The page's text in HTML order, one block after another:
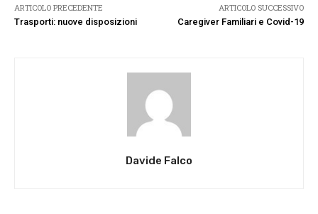
ARTICOLO PRECEDENTE
Trasporti: nuove disposizioni
ARTICOLO SUCCESSIVO
Caregiver Familiari e Covid-19
Davide Falco